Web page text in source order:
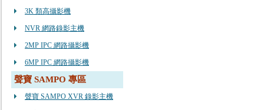
3K 類高攝影機
NVR 網路錄影主機
2MP IPC 網路攝影機
6MP IPC 網路攝影機
聲寶 SAMPO 專區
聲寶 SAMPO XVR 錄影主機